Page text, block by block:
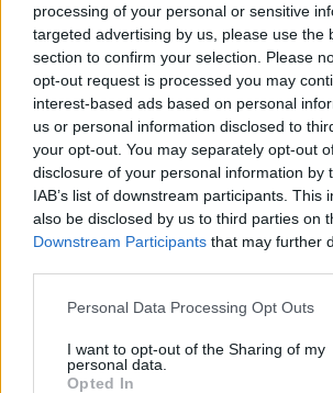
processing of your personal or sensitive
targeted advertising by us, please use the
section to confirm your selection. Please
opt-out request is processed you may
interest-based ads based on personal
us or personal information disclosed to
your opt-out. You may separately opt-out
disclosure of your personal information by
IAB’s list of downstream participants. This
also be disclosed by us to third parties on
Downstream Participants that may further
Personal Data Processing Opt Outs
I want to opt-out of the Sharing of my
personal data.
Opted In
Navigation
de
l’article
Arnaques en voyage: ces
pièges qui peuvent vous
coûter des milliers d’euros
Votre adresse e-mail ne sera pas publiée.
obligatoires sont indiqués avec *